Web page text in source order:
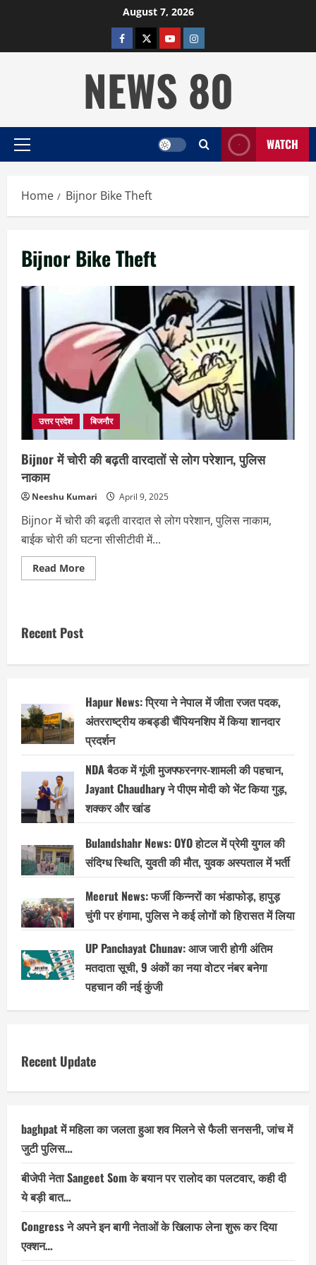
August 7, 2026
facebooktwitterYOUTUBE
instagram
NEWS 80
Primary
WATCH
Home Bijnor Bike Theft
Bijnor Bike Theft
उत्तर प्रदेश बिजनौर
Bijnor में चोरी की बढ़ती वारदातों से लोग परेशान, पुलिस
नाकाम
Neeshu Kumari April 9, 2025
Bijnor में चोरी की बढ़ती वारदात से लोग परेशान, पुलिस नाकाम,
बाईक चोरी की घटना सीसीटीवी में...
Read MoreRead
more
लोग
नाकाम
Recent Post
Hapur News: प्रिया ने नेपाल में जीता रजत पदक,
अंतरराष्ट्रीय कबड्डी चैंपियनशिप में किया शानदार
प्रदर्शन
NDA बैठक में गूंजी मुजफ्फरनगर-शामली की पहचान,
Jayant Chaudhary ने पीएम मोदी को भेंट किया गुड़,
शक्कर और खांड
Bulandshahr News: OYO होटल में प्रेमी युगल की
संदिग्ध स्थिति, युवती की मौत, युवक अस्पताल में भर्ती
Meerut News: फर्जी किन्नरों का भंडाफोड़, हापुड़
चुंगी पर हंगामा, पुलिस ने कई लोगों को हिरासत में लिया
UP Panchayat Chunav: आज जारी होगी अंतिम
मतदाता सूची, 9 अंकों का नया वोटर नंबर बनेगा
पहचान की नई कुंजी
Recent Update
baghpat में महिला का जलता हुआ शव मिलने से फैली सनसनी, जांच में
जुटी पुलिस…
बीजेपी नेता Sangeet Som के बयान पर रालोद का पलटवार, कही दी
ये बड़ी बात…
Congress ने अपने इन बागी नेताओं के खिलाफ लेना शुरू कर दिया
एक्शन…